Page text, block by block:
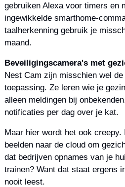
gebruiken Alexa voor timers en
ingewikkelde smarthome-
taalherkenning gebruik je
maand.
Beveiligingscamera's met
Nest Cam zijn misschien wel
toepassing. Ze leren wie je
alleen meldingen bij
notificaties per dag over je kat.
Maar hier wordt het ook
beelden naar de cloud om
dat bedrijven opnames van je
trainen? Want dat staat ergens
nooit leest.